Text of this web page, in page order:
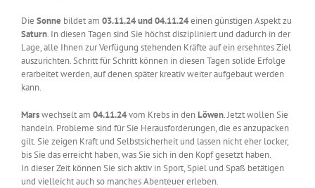
Die Sonne bildet am 03.11.24 und 04.11.24einen günstigen Aspekt zu
Saturn. In diesen Tagen sind Sie höchst diszipliniert und dadurch in der
Lage, alle Ihnen zur Verfügung stehenden Kräfte auf ein ersehntes Ziel
auszurichten. Schritt für Schritt können in diesen Tagen solide Erfolge
erarbeitet werden, auf denen später kreativ weiter aufgebaut werden
kann.
Marswechselt am 04.11.24vom Krebs in denLöwen. Jetzt wollen Sie
handeln. Probleme sind für Sie Herausforderungen, die es anzupacken
gilt. Sie zeigen Kraft und Selbstsicherheit und lassen nicht eher locker,
bis Sie das erreicht haben, was Sie sich in den Kopf gesetzt haben.
In dieser Zeit können Sie sich aktiv in Sport, Spiel und Spaß betätigen
und vielleicht auch so manches Abenteuer erleben.